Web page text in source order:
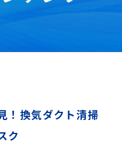
！換気ダクト清掃
ク